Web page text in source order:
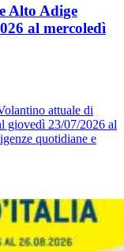
Alto Adige
al mercoledì
attuale di
giovedì 23/07/2026 al
quotidiane e